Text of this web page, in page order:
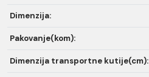
Dimenzija:
Pakovanje(kom):
Dimenzija transportne kutije(cm):